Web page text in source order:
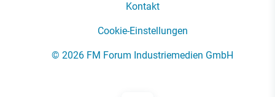
Kontakt
Cookie-Einstellungen
© 2026 FM Forum Industriemedien GmbH